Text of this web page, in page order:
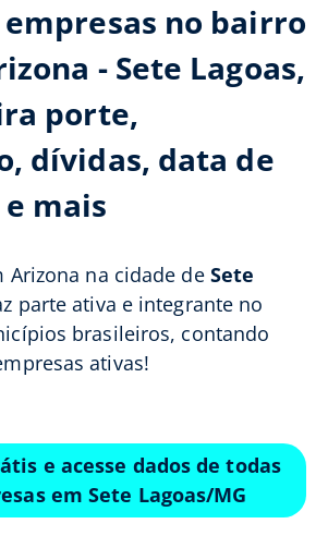
no bairro
- Sete Lagoas,
porte,
dívidas, data de
mais
Arizona na cidade de Sete
parte ativa e integrante no
brasileiros, contando
ativas!
e acesse dados de todas
em Sete Lagoas/MG